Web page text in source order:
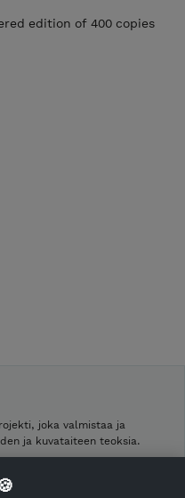
edition of 400 copies
joka valmistaa ja
ja kuvataiteen teoksia.